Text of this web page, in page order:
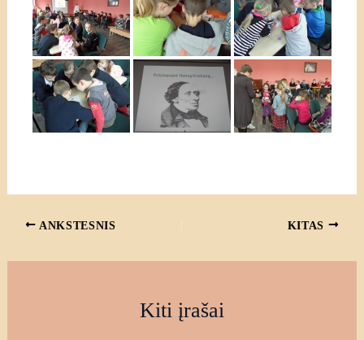
ANKSTESNIS KITAS
Kiti įrašai